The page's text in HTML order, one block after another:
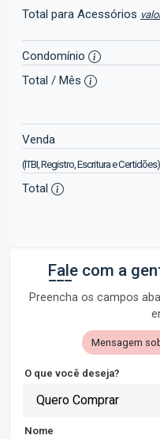
Total para Acessórios
Condomínio
Total / Mês
Venda
(ITBI, Registro, Escritura e Certidões)
Total
Fale com a
Preencha os campos
Mensagem
O que você deseja?
Quero Comprar
Nome